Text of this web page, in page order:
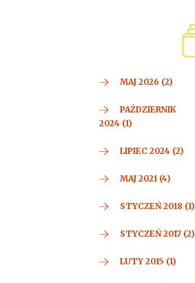
MAJ 2026 (2)
PAŹDZIERNIK
2024 (1)
LIPIEC 2024 (2)
MAJ 2021 (4)
STYCZEŃ 2018 (1)
STYCZEŃ 2017 (2)
LUTY 2015 (1)